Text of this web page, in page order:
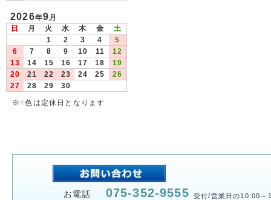
2026年9月
日
月 火 水 木 金
土
1
2 3 4
5
6
7 8 9 10 11
12
13
14 15 16 17 18
19
20
21 22 23 24 25
26
27
28 29
30
※ ■色は定休日となります
お電話 075-352-9555 受付/営業日の10:00～